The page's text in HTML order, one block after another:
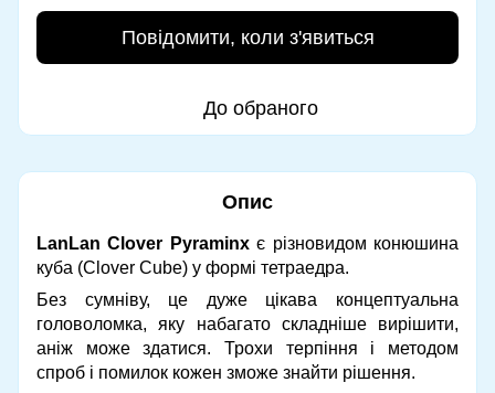
Повідомити, коли з'явиться
До обраного
Опис
LanLan Clover Pyraminxє різновидом конюшина
куба (Clover Cube) у формі тетраедра.
Без сумніву, це дуже цікава концептуальна
головоломка, яку набагато складніше вирішити,
аніж може здатися. Трохи терпіння і методом
спроб і помилок кожен зможе знайти рішення.